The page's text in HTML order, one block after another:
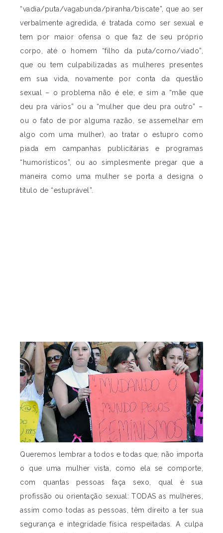
“vadia/puta/vagabunda/piranha/biscate”, que ao ser
verbalmente agredida, é tratada como ser sexual e
tem por maior ofensa o que faz de seu próprio
corpo, até o homem “filho da puta/corno/viado”,
que ou tem culpabilizadas as mulheres presentes
em sua vida, novamente por conta da questão
sexual – o problema não é ele, e sim a “mãe que
deu pra vários” ou a “mulher que deu pra outro” –
ou o fato de por alguma razão, se assemelhar em
algo com uma mulher), ao tratar o estupro como
piada em campanhas publicitárias e programas
“humorísticos”, ou ao simplesmente pregar que a
maneira como uma mulher se porta a designa o
título de “estuprável”.
Queremos lembrar a todos e todas que, não importa
o que uma mulher vista, como ela se comporte,
com quantas pessoas faça sexo, qual é sua
profissão ou orientação sexual: TODAS as mulheres,
assim como todas as pessoas, têm direito a ter sua
segurança e integridade física respeitadas. A culpa